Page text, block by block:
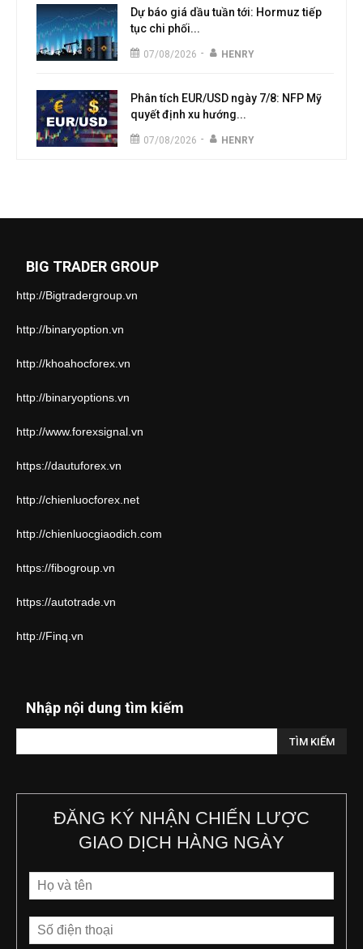
Dự báo giá dầu tuần tới: Hormuz tiếp
tục chi phối...
07/08/2026 - HENRY
Phân tích EUR/USD ngày 7/8: NFP Mỹ
quyết định xu hướng...
07/08/2026 - HENRY
BIG TRADER GROUP
http://Bigtradergroup.vn
http://binaryoption.vn
http://khoahocforex.vn
http://binaryoptions.vn
http://www.forexsignal.vn
https://dautuforex.vn
http://chienluocforex.net
http://chienluocgiaodich.com
https://fibogroup.vn
https://autotrade.vn
http://Finq.vn
Nhập nội dung tìm kiếm
ĐĂNG KÝ NHẬN CHIẾN LƯỢC
GIAO DỊCH HÀNG NGÀY